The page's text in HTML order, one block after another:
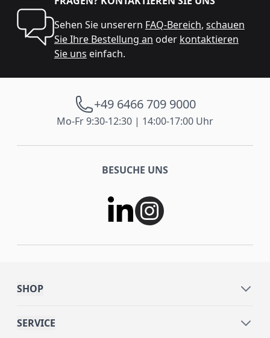
Sehen Sie unserern FAQ-Bereich, schauen
Sie Ihre Bestellung an oder kontaktieren
Sie uns einfach.
+49 6466 709 9000
Mo-Fr 9:30-12:30 | 14:00-17:00 Uhr
BESUCHE UNS
SHOP
SERVICE